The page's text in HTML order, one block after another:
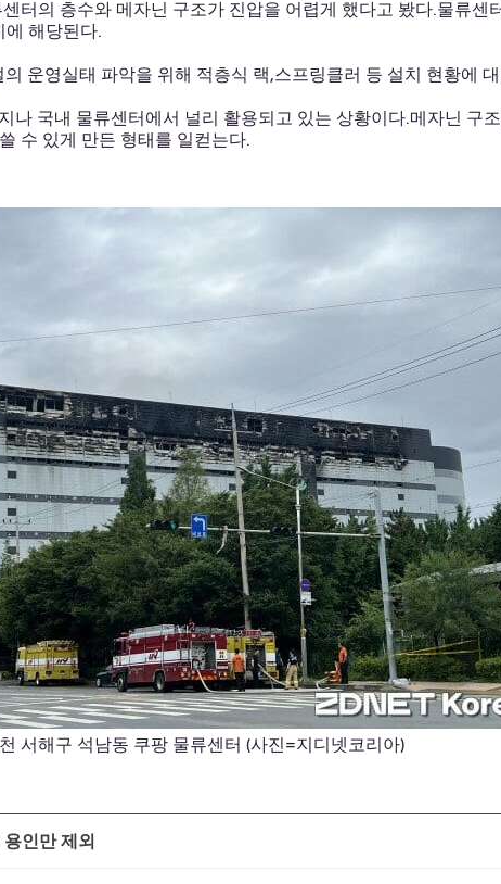
터의 층수와 메자닌 구조가 진압을 어렵게 했다고 봤다.물류센
에 해당된다.
운영실태 파악을 위해 적층식 랙,스프링클러 등 설치 현황에
나 국내 물류센터에서 널리 활용되고 있는 상황이다.메자닌 구
수 있게 만든 형태를 일컫는다.
서해구 석남동 쿠팡 물류센터 (사진=지디넷코리아)
인만 제외